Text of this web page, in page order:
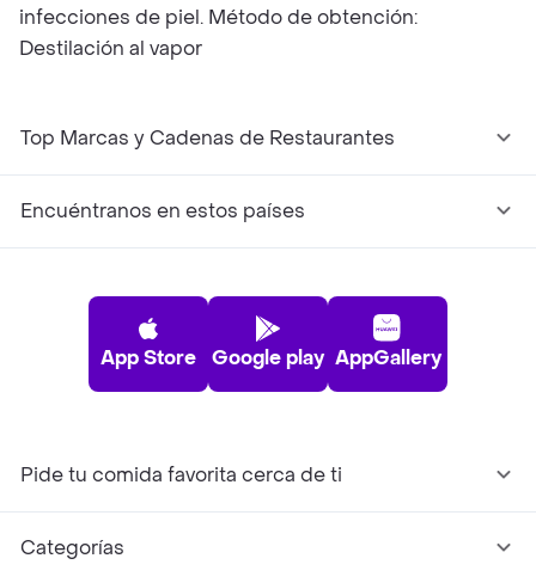
infecciones de piel. Método de obtención:
Destilación al vapor
Top Marcas y Cadenas de Restaurantes
Encuéntranos en estos países
App Store Google play AppGallery
Pide tu comida favorita cerca de ti
Categorías